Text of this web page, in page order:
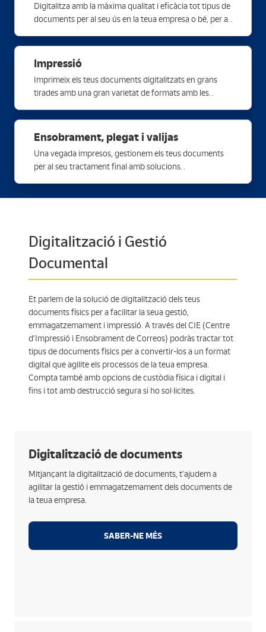
Digitalitza amb la màxima qualitat i eficàcia tot tipus de
documents per al seu ús en la teua empresa o bé, per a
les nostres bases de dades.
Impressió
Imprimeix els teus documents digitalitzats en grans
tirades amb una gran varietat de formats amb les
Ensobrament, plegat i valijas
Una vegada impresos, gestionem els teus documents
per al seu tractament final amb solucions
Digitalització i Gestió
Documental
Et parlem de la solució de digitalització dels teus
documents físics per a facilitar la seua gestió,
emmagatzemament i impressió. A través del CIE (Centre
d’Impressió i Ensobrament de Correos) podràs tractar tot
tipus de documents físics per a convertir-los a un format
digital que agilite els processos de la teua empresa.
Compta també amb opcions de custòdia física i digital i
fins i tot amb destrucció segura si ho sol·licites.
Digitalització de documents
Mitjançant la digitalització de documents, t’ajudem a
agilitar la gestió i emmagatzemament dels documents de
la teua empresa.
SABER-NE MÉS
Recepció i preparació dels documents a digitalitzar.
Eliminació d’elements externs, separadors...
Formats estàndard de mercat com el TIFF Grup IV
sol·licitada.
Utilització de sistemes de reconeixement automàtic
(OCR) o d’anàlisis cognitives basades en IA.